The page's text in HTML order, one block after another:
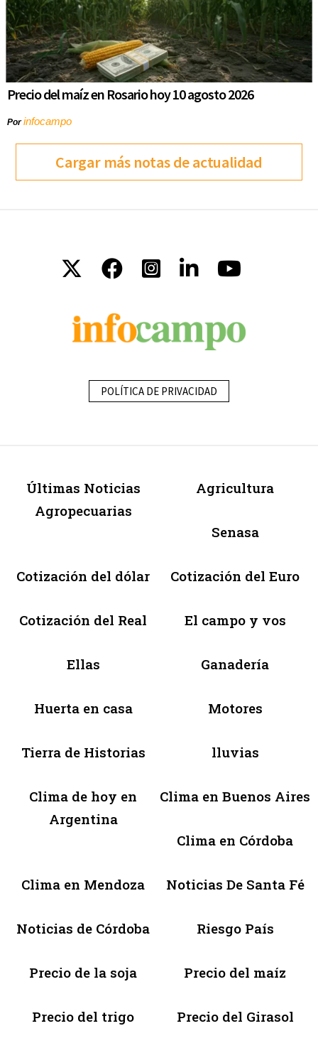
Precio del maíz en Rosario hoy 10 agosto 2026
Porinfocampo
Cargar más notas de actualidad
POLÍTICA DE PRIVACIDAD
Últimas Noticias
Agropecuarias
Agricultura
Senasa
Cotización del dólar Cotización del Euro
Cotización del Real El campo y vos
Ellas Ganadería
Huerta en casa Motores
Tierra de Historias lluvias
Clima de hoy en
Argentina
Clima en Buenos Aires
Clima en Córdoba
Clima en Mendoza Noticias De Santa Fé
Noticias de Córdoba Riesgo País
Precio de la soja Precio del maíz
Precio del trigo Precio del Girasol